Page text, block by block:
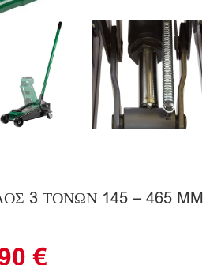
3 ΤΟΝΩΝ 145 – 465 MM
€